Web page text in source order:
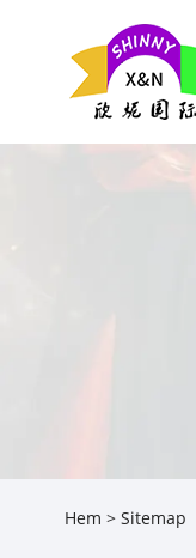
Hem > Sitemap